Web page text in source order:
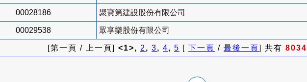
00028186 聚寶第建設股份有限公司
00029538 眾享樂股份有限公司
[第一頁 / 上一頁] <1>, 2, 3, 4, 5 [ 下一頁 / 最後一頁] 共有 8034